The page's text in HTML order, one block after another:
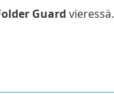
Guard vieressä.